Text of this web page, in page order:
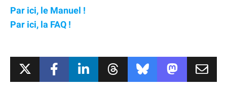
Par ici, le Manuel !
Par ici, la FAQ !